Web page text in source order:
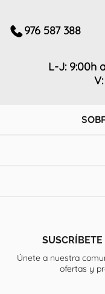
976 587 388
L-J: 9:00h
Únete a nuestra
ofertas y